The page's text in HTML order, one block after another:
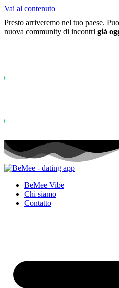
Vai al contenuto
Presto arriveremo nel tuo paese.
nuova community di incontri già
BeMee Vibe
Chi siamo
Contatto